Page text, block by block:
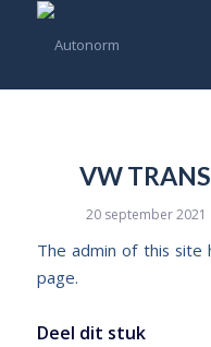
VW
20 september 2021
The admin of this site
page.
Deel dit stuk